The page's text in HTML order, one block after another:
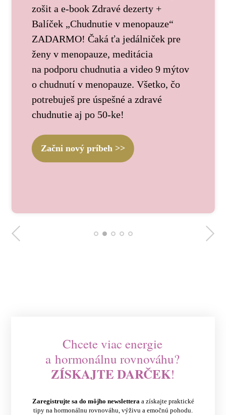
zošit a e-book Zdravé dezerty +
Balíček „Chudnutie v menopauze“
ZADARMO! Čaká ťa jedálniček pre
ženy v menopauze, meditácia
na podporu chudnutia a video 9 mýtov
o chudnutí v menopauze. Všetko, čo
potrebuješ pre úspešné a zdravé
chudnutie aj po 50-ke!
Začni nový príbeh >>
Chcete viac energie
a hormonálnu rovnováhu?
ZÍSKAJTE DARČEK!
Zaregistrujte sa do môjho newsletteraa získajte praktické
tipy na hormonálnu rovnováhu, výživu a emočnú pohodu.